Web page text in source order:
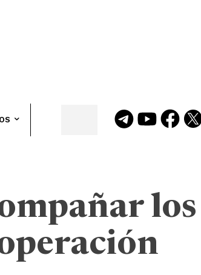
los